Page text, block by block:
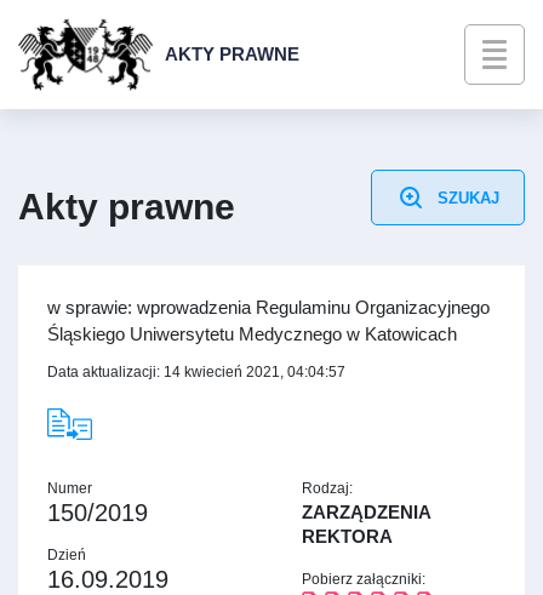
AKTY PRAWNE
SZUKAJ
Akty prawne
Numer
150/2019
Dzień
16.09.2019
w sprawie: wprowadzenia Regulaminu Organizacyjnego
Śląskiego Uniwersytetu Medycznego w Katowicach
Data aktualizacji: 14 kwiecień 2021, 04:04:57
Rodzaj:
ZARZĄDZENIA
REKTORA
Pobierz załączniki: